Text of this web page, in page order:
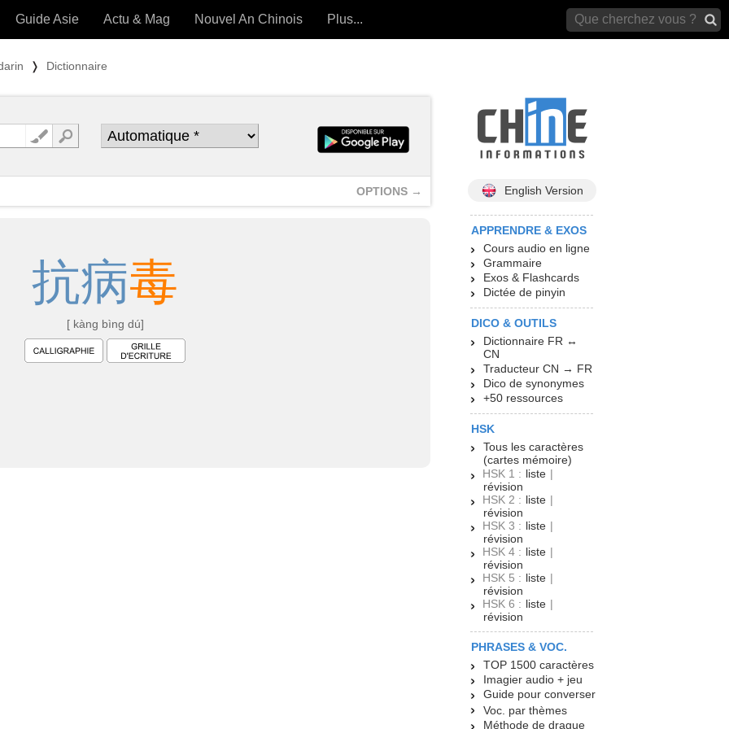
OUTILS) »
Guide Asie Actu & Mag Nouvel An Chinois Plus...
❭ Dictionnaire
OPTIONS →
抗病毒
[ kàng bìng dú]
English Version
APPRENDRE & EXOS
Cours audio en ligne
Grammaire
Exos & Flashcards
Dictée de pinyin
DICO & OUTILS
Dictionnaire FR ↔
CN
Traducteur CN → FR
Dico de synonymes
+50 ressources
HSK
Tous les caractères
(cartes mémoire)
HSK 1 : liste |
révision
HSK 2 : liste |
révision
HSK 3 : liste |
révision
HSK 4 : liste |
révision
HSK 5 : liste |
révision
HSK 6 : liste |
révision
PHRASES & VOC.
TOP 1500 caractères
Imagier audio + jeu
Guide pour converser
Voc. par thèmes
Méthode de drague